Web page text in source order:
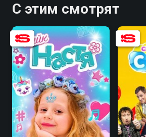
С этим смотрят